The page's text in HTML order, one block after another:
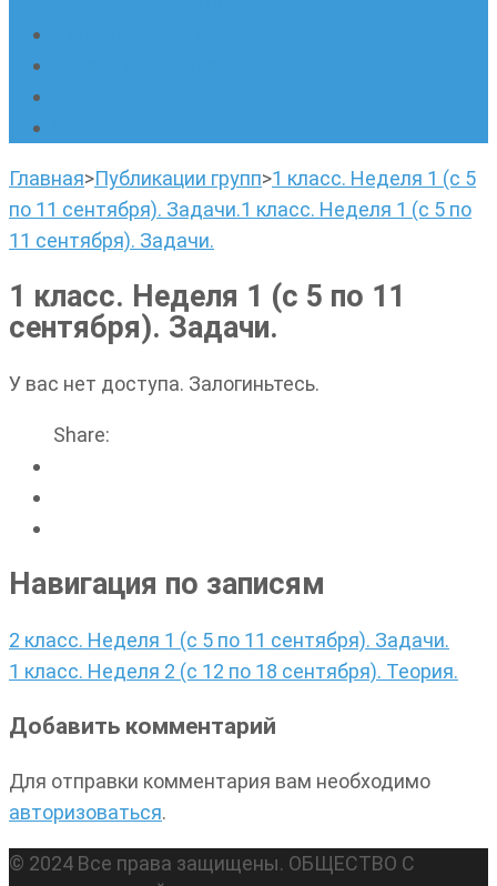
Главная>Публикации групп>1 класс. Неделя 1 (с 5
по 11 сентября). Задачи.1 класс. Неделя 1 (с 5 по
11 сентября). Задачи.
1 класс. Неделя 1 (с 5 по 11
сентября). Задачи.
У вас нет доступа. Залогиньтесь.
Share:
Навигация по записям
2 класс. Неделя 1 (с 5 по 11 сентября). Задачи.
1 класс. Неделя 2 (с 12 по 18 сентября). Теория.
Добавить комментарий
Для отправки комментария вам необходимо
авторизоваться.
© 2024 Все права защищены. ОБЩЕСТВО С